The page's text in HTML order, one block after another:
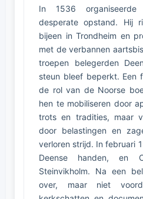
In 1536
desperate opstand. Hij
bijeen in Trondheim en
met de verbannen
troepen belegerden
steun bleef beperkt. Een
de rol van de Noorse
hen te mobiliseren door
trots en tradities, maar
door belastingen en
verloren strijd. In februari
Deense handen, en
Steinvikholm. Na een
over, maar niet